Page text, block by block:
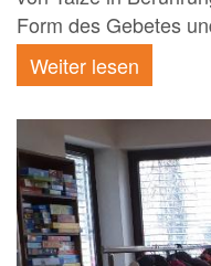
Form des Gebetes
Weiter lesen